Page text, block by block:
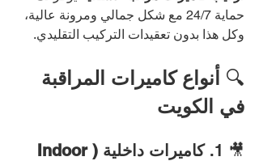
حماية 24/7 مع شكل جمالي ومرونة عالية،
وكل هذا بدون تعقيدات التركيب التقليدي.
🔍 أنواع كاميرات المراقبة
في الكويت
🎥 1.
كاميرات داخلية (Indoor